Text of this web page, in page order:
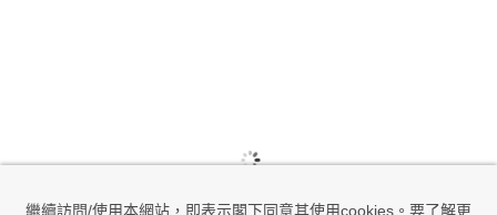
繼續訪問/使用本網站，即表示閣下同意其使用cookies。要了解更